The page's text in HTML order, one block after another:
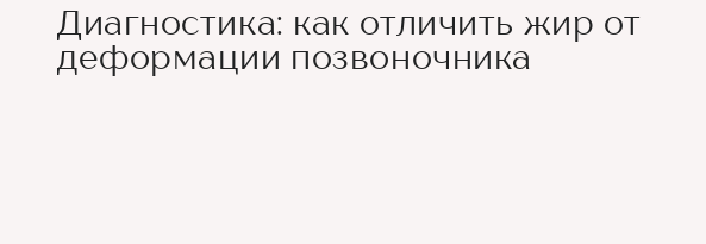
Диагностика: как отличить жир от
деформации позвоночника